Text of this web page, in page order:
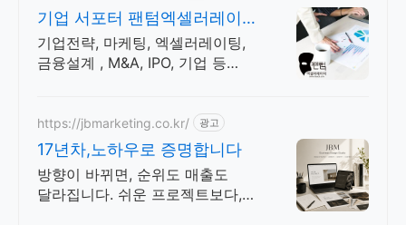
기업 서포터 팬텀엑셀러레이터
기업의 전략가
기업전략, 마케팅, 엑셀러레이팅,
금융설계 , M&A, IPO, 기업 등
하겠습니다. 감사합니다.
https://jbmarketing.co.kr/ 광고
17년차,노하우로 증명합니다
방향이 바뀌면, 순위도 매출도
달라집니다. 쉬운 프로젝트보다,